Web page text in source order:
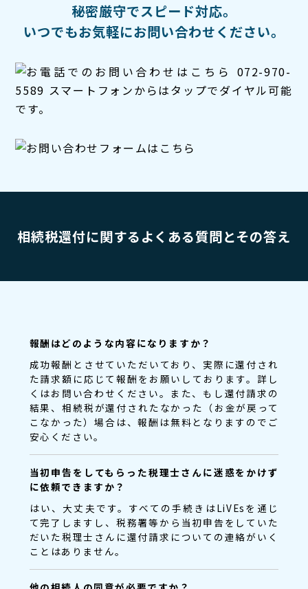
秘密厳守でスピード対応。
いつでもお気軽にお問い合わせください。
相続税還付に関するよくある質問とその答え
報酬はどのような内容になりますか？
成功報酬とさせていただいており、実際に還付され
た請求額に応じて報酬をお願いしております。詳し
くはお問い合わせください。また、もし還付請求の
結果、相続税が還付されたなかった（お金が戻って
こなかった）場合は、報酬は無料となりますのでご
安心ください。
当初申告をしてもらった税理士さんに迷惑をかけず
に依頼できますか？
はい、大丈夫です。すべての手続きはLiVEsを通じ
て完了しますし、税務署等から当初申告をしていた
だいた税理士さんに還付請求についての連絡がいく
ことはありません。